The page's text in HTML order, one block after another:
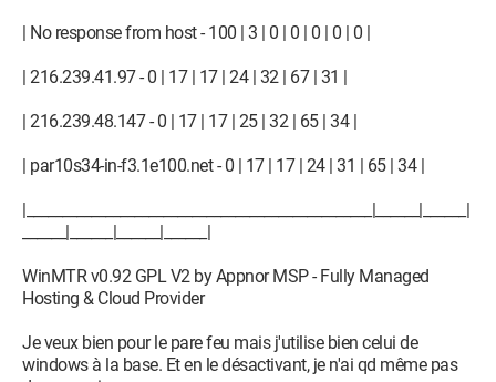
| No response from host - 100 | 3 | 0 | 0 | 0 | 0 | 0 |
| 216.239.41.97 - 0 | 17 | 17 | 24 | 32 | 67 | 31 |
| 216.239.48.147 - 0 | 17 | 17 | 25 | 32 | 65 | 34 |
| par10s34-in-f3.1e100.net - 0 | 17 | 17 | 24 | 31 | 65 | 34 |
|________________________________________________|______|______|
______|______|______|______|
WinMTR v0.92 GPL V2 by Appnor MSP - Fully Managed
Hosting & Cloud Provider
Je veux bien pour le pare feu mais j'utilise bien celui de
windows à la base. Et en le désactivant, je n'ai qd même pas